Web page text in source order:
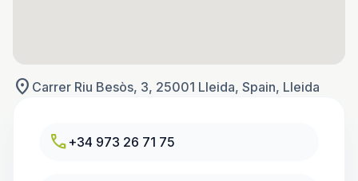
location_on Carrer Riu Besòs, 3, 25001 Lleida, Spain, Lleida
call +34 973 26 71 75